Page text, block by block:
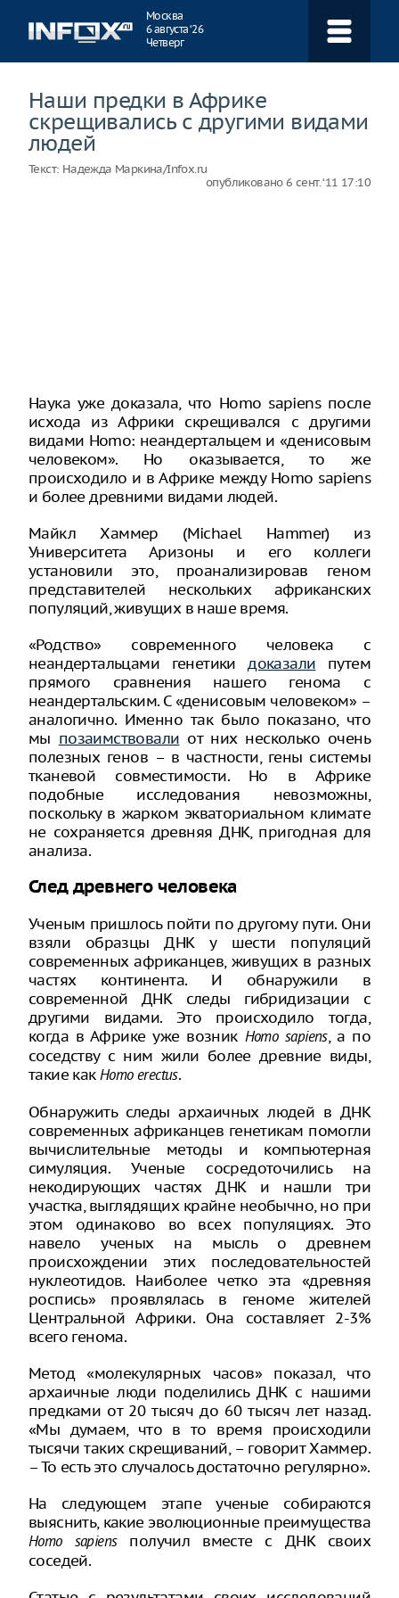
Москва
6 августа ‘26
Четверг
Наши предки в Африке
скрещивались с другими видами
людей
Текст: Надежда Маркина/Infox.ru
опубликовано 6 сент. ‘11 17:10
Наука уже доказала, что Homo sapiens после
исхода из Африки скрещивался с другими
видами Homo: неандертальцем и «денисовым
человеком». Но оказывается, то же
происходило и в Африке между Homo sapiens
и более древними видами людей.
Майкл Хаммер (Michael Hammer) из
Университета Аризоны и его коллеги
установили это, проанализировав геном
представителей нескольких африканских
популяций, живущих в наше время.
«Родство» современного человека с
неандертальцами генетикидоказали путем
прямого сравнения нашего генома с
неандертальским. С «денисовым человеком» –
аналогично. Именно так было показано, что
мы позаимствовали от них несколько очень
полезных генов – в частности, гены системы
тканевой совместимости. Но в Африке
подобные исследования невозможны,
поскольку в жарком экваториальном климате
не сохраняется древняя ДНК, пригодная для
анализа.
След древнего человека
Ученым пришлось пойти по другому пути. Они
взяли образцы ДНК у шести популяций
современных африканцев, живущих в разных
частях континента. И обнаружили в
современной ДНК следы гибридизации с
другими видами. Это происходило тогда,
когда в Африке уже возник Homo sapiens, а по
соседству с ним жили более древние виды,
такие какHomo erectus.
Обнаружить следы архаичных людей в ДНК
современных африканцев генетикам помогли
вычислительные методы и компьютерная
симуляция. Ученые сосредоточились на
некодирующих частях ДНК и нашли три
участка, выглядящих крайне необычно, но при
этом одинаково во всех популяциях. Это
навело ученых на мысль о древнем
происхождении этих последовательностей
нуклеотидов. Наиболее четко эта «древняя
роспись» проявлялась в геноме жителей
Центральной Африки. Она составляет 2-3%
всего генома.
Метод «молекулярных часов» показал, что
архаичные люди поделились ДНК с нашими
предками от 20 тысяч до 60 тысяч лет назад.
«Мы думаем, что в то время происходили
тысячи таких скрещиваний, – говорит Хаммер.
– То есть это случалось достаточно регулярно».
На следующем этапе ученые собираются
выяснить, какие эволюционные преимущества
Homo sapiensполучил вместе с ДНК своих
соседей.